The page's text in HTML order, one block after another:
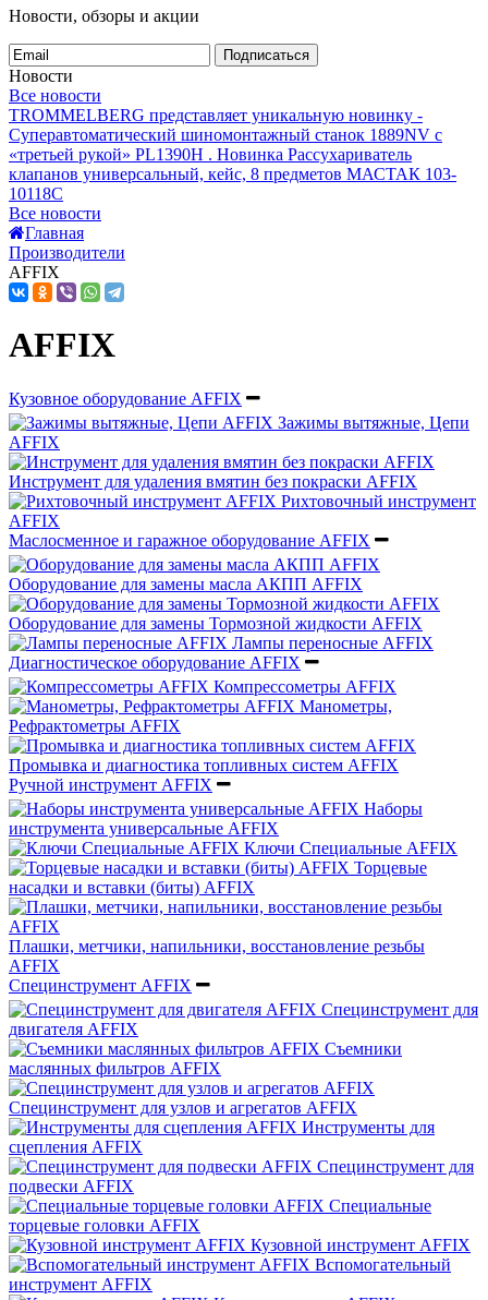
Новости, обзоры и акции
Подписаться
Новости
Все новости
TROMMELBERG представляет уникальную новинку -
Суперавтоматический шиномонтажный станок 1889NV с
«третьей рукой» PL1390H . Новинка Рассухариватель
клапанов универсальный, кейс, 8 предметов МАСТАК 103-
10118C
Все новости
Главная
Производители
AFFIX
AFFIX
Кузовное оборудование AFFIX
Зажимы вытяжные, Цепи
AFFIX
Инструмент для удаления вмятин без покраски AFFIX
Рихтовочный инструмент
AFFIX
Маслосменное и гаражное оборудование AFFIX
Оборудование для замены масла АКПП AFFIX
Оборудование для замены Тормозной жидкости AFFIX
Лампы переносные AFFIX
Диагностическое оборудование AFFIX
Компрессометры AFFIX
Манометры,
Рефрактометры AFFIX
Промывка и диагностика топливных систем AFFIX
Ручной инструмент AFFIX
Наборы
инструмента универсальные AFFIX
Ключи Специальные AFFIX
Торцевые
насадки и вставки (биты) AFFIX
Плашки, метчики, напильники, восстановление резьбы
AFFIX
Специнструмент AFFIX
Специнструмент для
двигателя AFFIX
Съемники
маслянных фильтров AFFIX
Специнструмент для узлов и агрегатов AFFIX
Инструменты для
сцепления AFFIX
Специнструмент для
подвески AFFIX
Специальные
торцевые головки AFFIX
Кузовной инструмент AFFIX
Вспомогательный
инструмент AFFIX